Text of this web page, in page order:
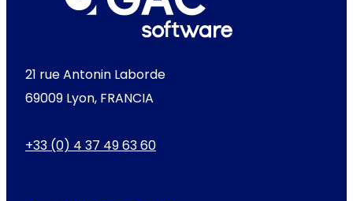
21 rue Antonin Laborde
69009 Lyon, FRANCIA
+33 (0) 4 37 49 63 60